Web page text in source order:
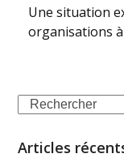
Une situation
organisations
Articles